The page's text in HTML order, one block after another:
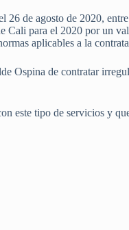
26 de agosto de 2020,
Cali para el 2020 por un
aplicables a la
Ospina de contratar
este tipo de servicios y